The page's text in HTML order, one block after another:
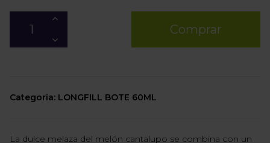
Comprar
Categoria: LONGFILL BOTE 60ML
La dulce melaza del melón cantalupo se combina con un